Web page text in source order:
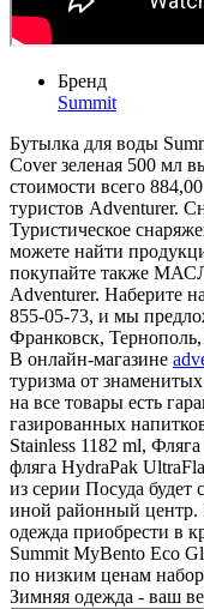
Бренд
Summit
Бутылка для воды
Cover зеленая 500 мл
стоимости всего
туристов Adventurer.
Туристическое
можете найти
покупайте также
Adventurer. Наберите
855-05-73, и мы
Франковск,
В онлайн-магазине
туризма от
на все товары есть
газированных
Stainless 1182 ml,
фляга HydraPak
из серии Посуда
иной районный центр.
одежда приобрести в
Summit MyBento Eco
по низким ценам
Зимняя одежда - ваш